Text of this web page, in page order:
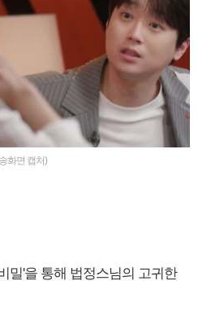
화면 캡처)
밀'을 통해 법정스님의 고귀한